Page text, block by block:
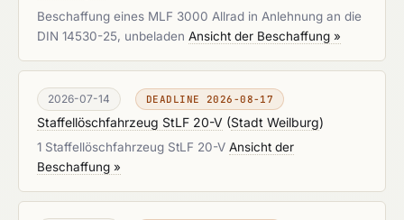
Beschaffung eines MLF 3000 Allrad in Anlehnung an die
DIN 14530-25, unbeladen Ansicht der Beschaffung »
2026-07-14 DEADLINE 2026-08-17
Staffellöschfahrzeug StLF 20-V (Stadt Weilburg)
1 Staffellöschfahrzeug StLF 20-V Ansicht der
Beschaffung »